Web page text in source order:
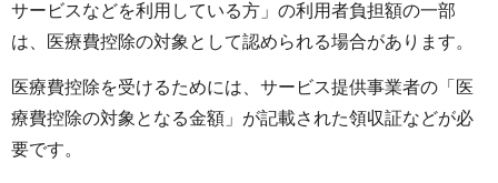
サービスなどを利用している方」の利用者負担額の一部
は、医療費控除の対象として認められる場合があります。
医療費控除を受けるためには、サービス提供事業者の「医
療費控除の対象となる金額」が記載された領収証などが必
要です。